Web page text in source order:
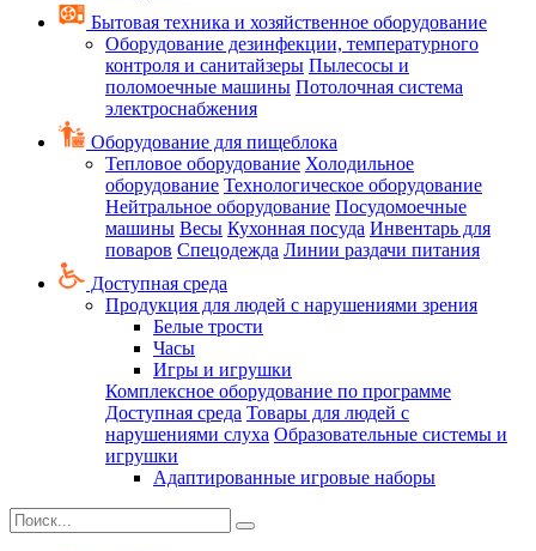
Бытовая техника и хозяйственное оборудование
Оборудование дезинфекции, температурного
контроля и санитайзеры Пылесосы и
поломоечные машины Потолочная система
электроснабжения
Оборудование для пищеблока
Тепловое оборудование Холодильное
оборудование Технологическое оборудование
Нейтральное оборудование Посудомоечные
машины Весы Кухонная посуда Инвентарь для
поваров Спецодежда Линии раздачи питания
Доступная среда
Продукция для людей с нарушениями зрения
Белые трости
Часы
Игры и игрушки
Комплексное оборудование по программе
Доступная среда Товары для людей с
нарушениями слуха Образовательные системы и
игрушки
Адаптированные игровые наборы